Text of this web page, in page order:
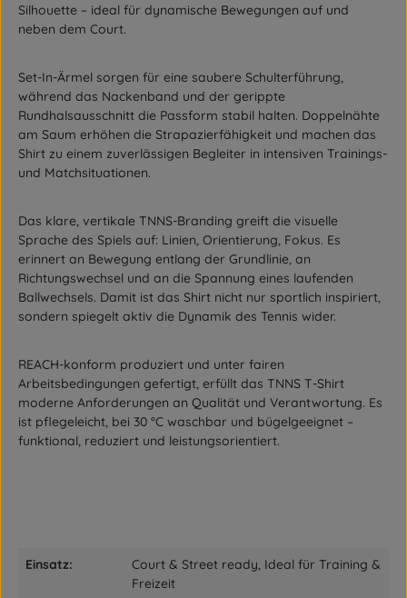
Silhouette – ideal für dynamische Bewegungen auf und
neben dem Court.
Set-In-Ärmel sorgen für eine saubere Schulterführung,
während das Nackenband und der gerippte
Rundhalsausschnitt die Passform stabil halten. Doppelnähte
am Saum erhöhen die Strapazierfähigkeit und machen das
Shirt zu einem zuverlässigen Begleiter in intensiven Trainings-
und Matchsituationen.
Das klare, vertikale TNNS-Branding greift die visuelle
Sprache des Spiels auf: Linien, Orientierung, Fokus. Es
erinnert an Bewegung entlang der Grundlinie, an
Richtungswechsel und an die Spannung eines laufenden
Ballwechsels. Damit ist das Shirt nicht nur sportlich inspiriert,
sondern spiegelt aktiv die Dynamik des Tennis wider.
REACH-konform produziert und unter fairen
Arbeitsbedingungen gefertigt, erfüllt das TNNS T-Shirt
moderne Anforderungen an Qualität und Verantwortung. Es
ist pflegeleicht, bei 30 °C waschbar und bügelgeeignet –
funktional, reduziert und leistungsorientiert.
Einsatz:
Court & Street ready, Ideal für Training &
Freizeit